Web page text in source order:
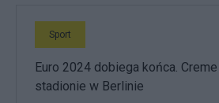
Sport
Euro 2024 dobiega końca.
stadionie w Berlinie